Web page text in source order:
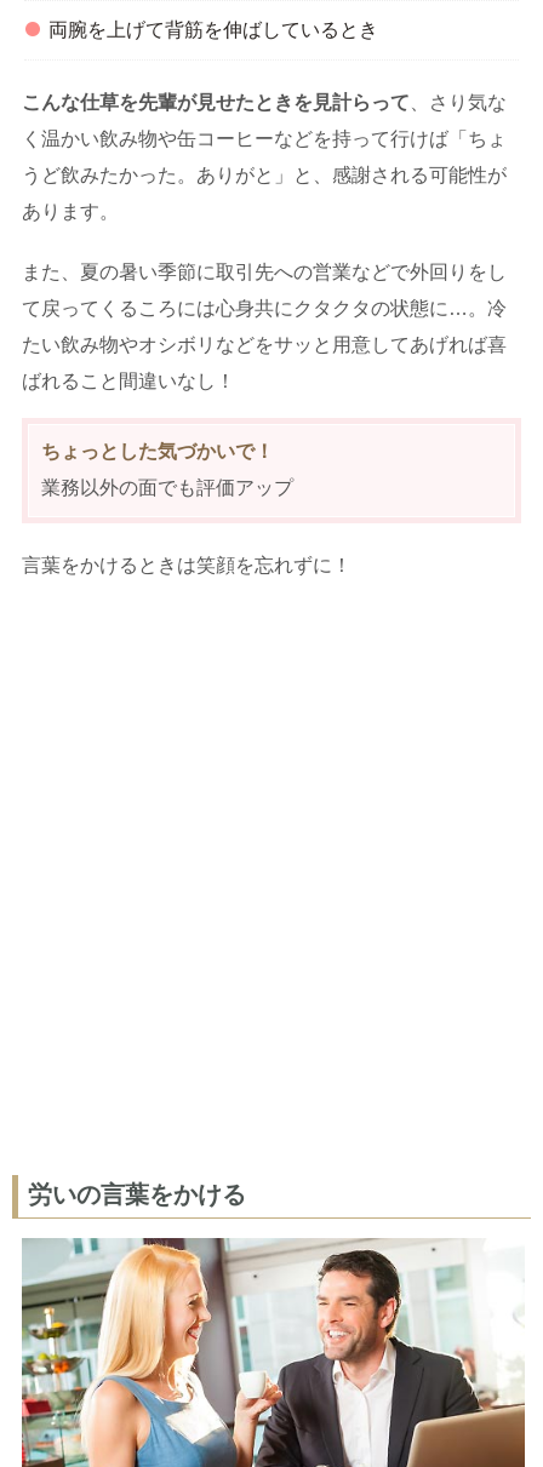
両腕を上げて背筋を伸ばしているとき
こんな仕草を先輩が見せたときを見計らって 、さり気な
く温かい飲み物や缶コーヒーなどを持って行けば「ちょ
うど飲みたかった。ありがと」と、感謝される可能性が
あります。
また、夏の暑い季節に取引先への営業などで外回りをし
て戻ってくるころには心身共にクタクタの状態に…。冷
たい飲み物やオシボリなどをサッと用意してあげれば喜
ばれること間違いなし！
ちょっとした気づかいで！
業務以外の面でも評価アップ
言葉をかけるときは笑顔を忘れずに！
労いの言葉をかける